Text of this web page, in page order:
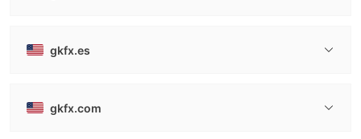
gkfx.es
gkfx.com